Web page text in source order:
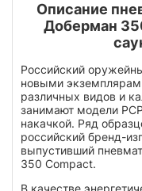
Описание
Доберман
Российский
новыми
различных видов и
занимают модели
накачкой. Ряд
российский бренд-
выпустивший
350 Compact.
В качестве